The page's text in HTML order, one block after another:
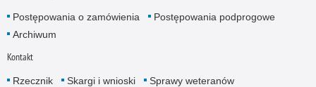
Postępowania o zamówienia
Postępowania podprogowe
Archiwum
Kontakt
Rzecznik Skargi i wnioski Sprawy weteranów